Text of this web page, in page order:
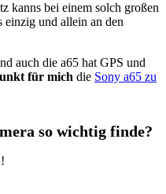
kanns bei einem solch großen
einzig und allein an den
auch die a65 hat GPS und
für mich die Sony a65 zu
so wichtig finde?